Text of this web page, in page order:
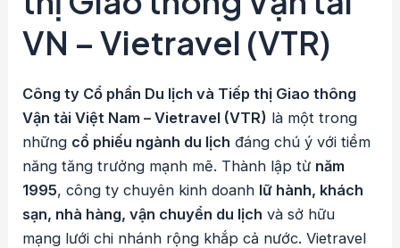
VN – Vietravel (VTR)
Công ty Cổ phần Du lịch và Tiếp thị Giao thông
Vận tải Việt Nam – Vietravel (VTR) là một trong
những cổ phiếu ngành du lịch đáng chú ý với tiềm
năng tăng trưởng mạnh mẽ. Thành lập từ năm
1995, công ty chuyên kinh doanh lữ hành, khách
sạn, nhà hàng, vận chuyển du lịch và sở hữu
mạng lưới chi nhánh rộng khắp cả nước. Vietravel